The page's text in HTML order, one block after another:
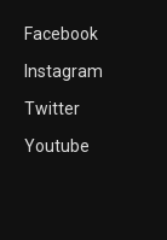
Facebook
Instagram
Twitter
Youtube